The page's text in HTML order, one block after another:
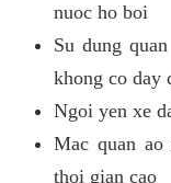
nuoc ho boi
Su dung
khong co day
Ngoi yen xe
Mac quan
thoi gian cao